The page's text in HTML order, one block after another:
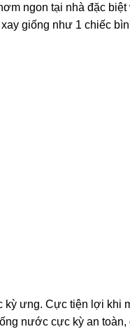
ngon tại nhà đặc biệt
giống như 1 chiếc
kỳ ưng. Cực tiện lợi khi
nước cực kỳ an toàn,